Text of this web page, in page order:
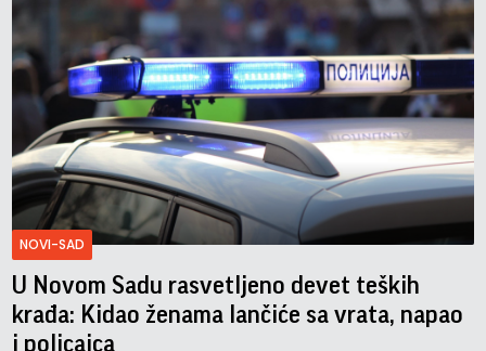
NOVI-SAD
U Novom Sadu rasvetljeno devet teških
krađa: Kidao ženama lančiće sa vrata, napao
i policajca